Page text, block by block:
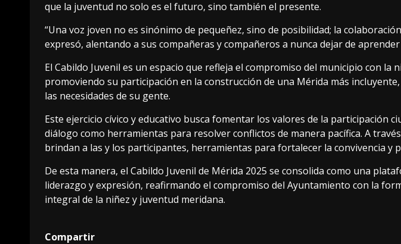
que la juventud no solo es el futuro, sino también el presente.
“Una voz joven no es sinónimo de pequeñez, sino de posibilidad; la
expresó, alentando a sus compañeras y compañeros a nunca dejar de
El Cabildo Juvenil es un espacio que refleja el compromiso del municipio con la
promoviendo su participación en la construcción de una Mérida más
las necesidades de su gente.
Este ejercicio cívico y educativo busca fomentar los valores de la participación
diálogo como herramientas para resolver conflictos de manera pacífica. A
brindan a las y los participantes, herramientas para fortalecer la convivencia y
De esta manera, el Cabildo Juvenil de Mérida 2025 se consolida como una
liderazgo y expresión, reafirmando el compromiso del Ayuntamiento con la
integral de la niñez y juventud meridana.
Compartir